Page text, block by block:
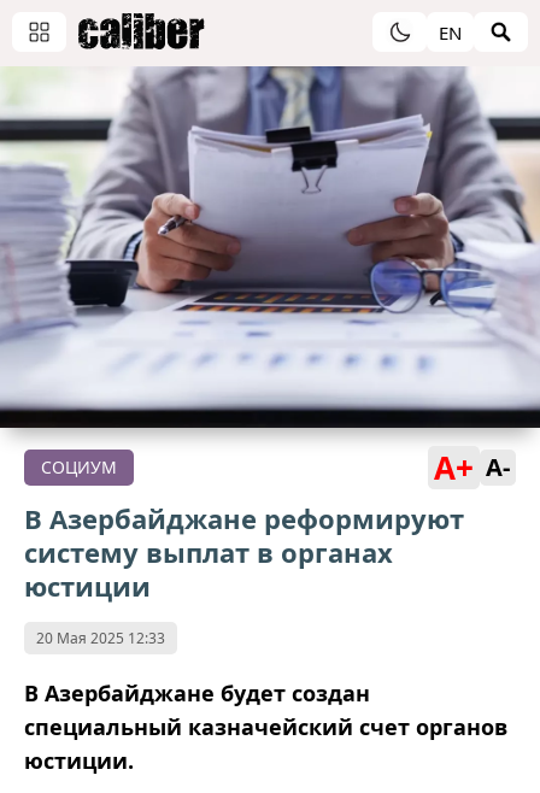
EN
СОЦИУМ A+ A-
В Азербайджане реформируют
систему выплат в органах
юстиции
20 Мая 2025 12:33
В Азербайджане будет создан
специальный казначейский счет органов
юстиции.